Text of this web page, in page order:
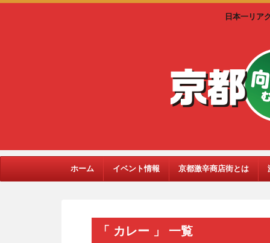
日本一リア
ホーム イベント情報 京都激辛商店街とは
「 カレー 」 一覧